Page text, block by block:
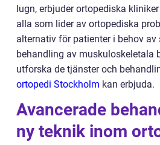
lugn, erbjuder ortopediska
alla som lider av ortopediska
alternativ för patienter i behov av
behandling av muskuloskeletala
utforska de tjänster och
ortopedi Stockholm kan erbjuda.
Avancerade
ny teknik inom